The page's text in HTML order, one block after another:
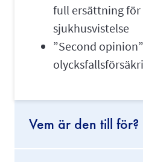
full ersättning
sjukhusvistelse
”Second
Vem är den till för?